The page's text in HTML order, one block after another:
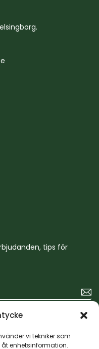
vi tekniker som
enhetsinformation.
tips för